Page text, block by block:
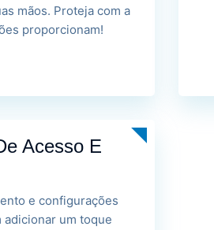
mãos. Proteja com a
proporcionam!
Acesso E
e configurações
adicionar um toque